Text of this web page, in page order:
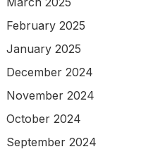
February 2025
January 2025
December 2024
November 2024
October 2024
September 2024